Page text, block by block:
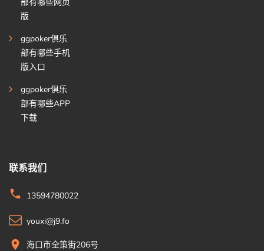
版
ggpoker俱乐
部有哪些手机
版入口
ggpoker俱乐
部有哪些APP
下载
联系我们
13594780022
youxi@j9.fo
海口市全策街206号